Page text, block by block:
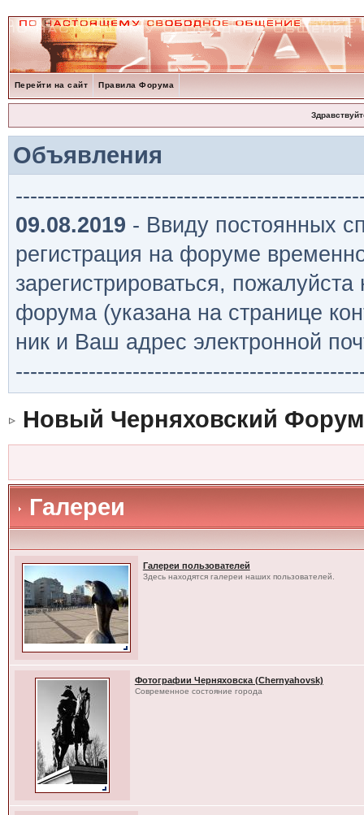
Перейти на сайт Правила Форума
Объявления
09.08.2019 - Ввиду постоянных
регистрация на форуме
зарегистрироваться,
форума (указана на странице
ник и Ваш адрес электронной
Новый Черняховский Форум
Галереи
Галереи пользователей
Здесь находятся галереи наших пользователей.
Фотографии Черняховска (Chernyahovsk)
Современное состояние города